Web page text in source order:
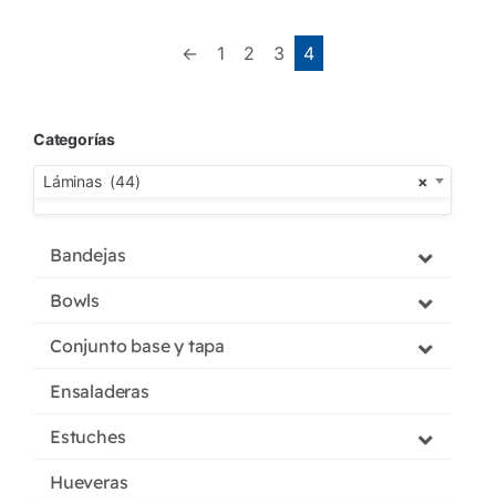
Categorías
×
Láminas (44)
Bandejas
Bowls
Conjunto base y tapa
Ensaladeras
Estuches
Hueveras
← 1 2 3 4